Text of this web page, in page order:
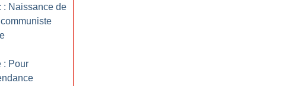
: Naissance de
communiste
: Pour